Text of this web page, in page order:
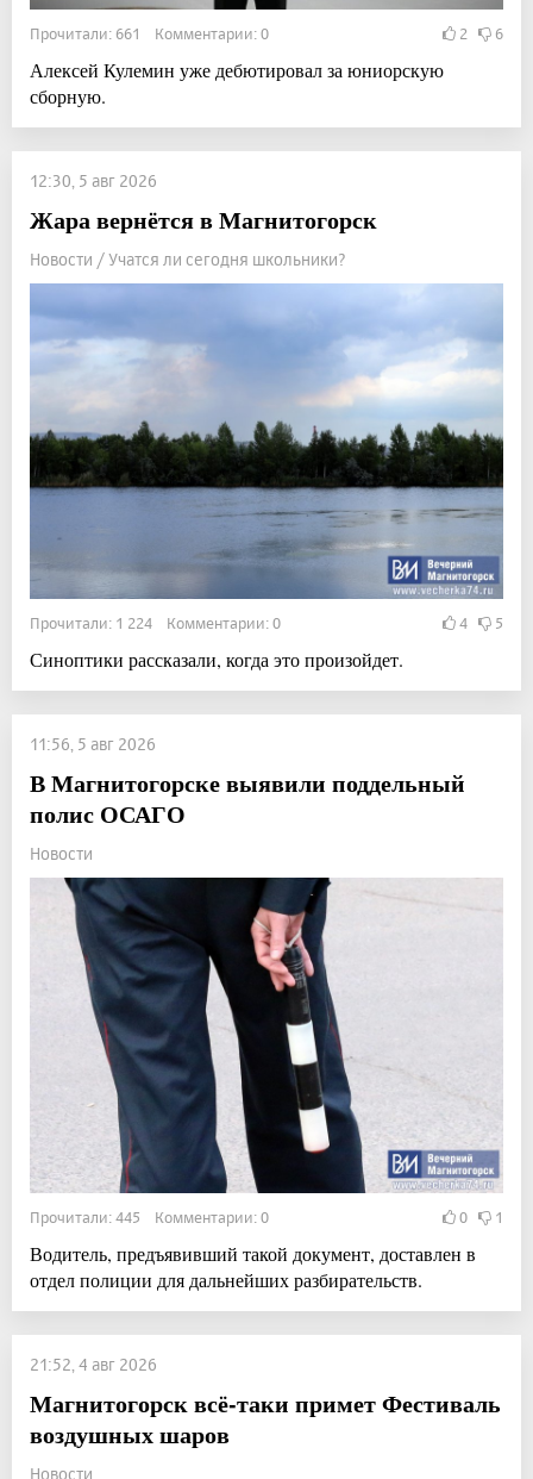
Прочитали: 661 Комментарии: 0 2 6
Алексей Кулемин уже дебютировал за юниорскую
сборную.
12:30, 5 авг 2026
Жара вернётся в Магнитогорск
Новости / Учатся ли сегодня школьники?
Прочитали: 1 224 Комментарии: 0 4 5
Синоптики рассказали, когда это произойдет.
11:56, 5 авг 2026
В Магнитогорске выявили поддельный
полис ОСАГО
Новости
Прочитали: 445 Комментарии: 0 0 1
Водитель, предъявивший такой документ, доставлен в
отдел полиции для дальнейших разбирательств.
21:52, 4 авг 2026
Магнитогорск всё-таки примет Фестиваль
воздушных шаров
Новости